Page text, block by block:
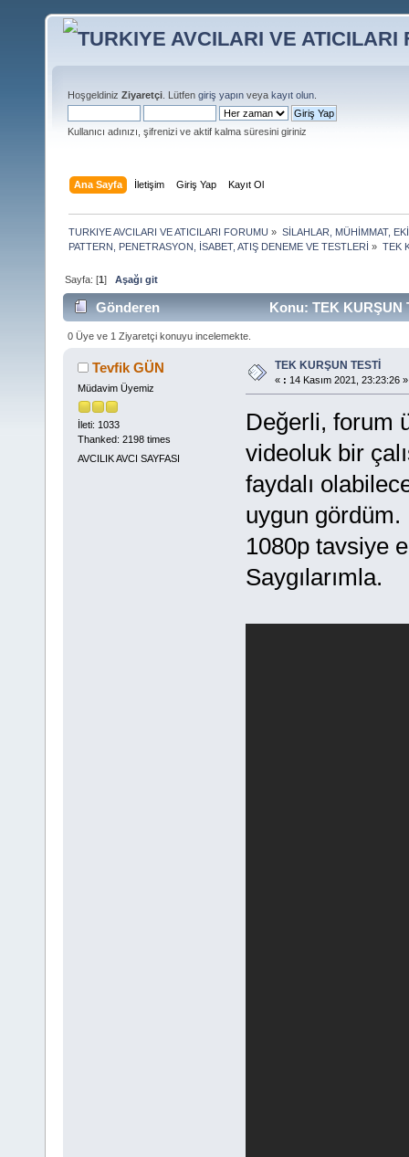
Hoşgeldiniz Ziyaretçi . Lütfen giriş yapın veya kayıt olun
Kullanıcı adınızı, şifrenizi ve aktif kalma süresini giriniz
Ana Sayfa İletişim Giriş Yap Kayıt Ol
TURKIYE AVCILARI VE ATICILARI FORUMU » SİLAHLAR, MÜHİMMAT,
PATTERN, PENETRASYON, İSABET, ATIŞ DENEME VE TESTLERİ » TEK
Sayfa: [1]Aşağı git
Gönderen Konu: TEK KURŞUN
0 Üye ve 1 Ziyaretçi konuyu incelemekte.
Tevfik GÜN
Müdavim Üyemiz
İleti: 1033
Thanked: 2198 times
AVCILIK AVCI SAYFASI
TEK KURŞUN TESTİ
« : 14 Kasım 2021, 23:23:26 »
Değerli, forum
videoluk bir
faydalı
uygun gördüm.
1080p tavsiye
Saygılarımla.